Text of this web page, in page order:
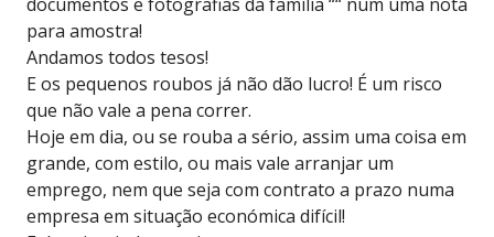
para amostra!
Andamos todos tesos!
E os pequenos roubos já não dão lucro! É um risco
que não vale a pena correr.
Hoje em dia, ou se rouba a sério, assim uma coisa em
grande, com estilo, ou mais vale arranjar um
emprego, nem que seja com contrato a prazo numa
empresa em situação económica difícil!